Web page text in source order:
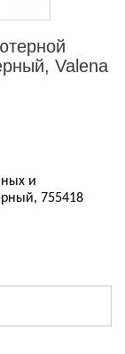
Valena
и
755418